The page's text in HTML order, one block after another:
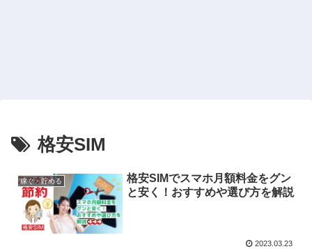
格安SIM
稼ぐ・貯める
格安SIMでスマホ月額料金をグン
と安く！おすすめや選び方を解説
2023.03.23